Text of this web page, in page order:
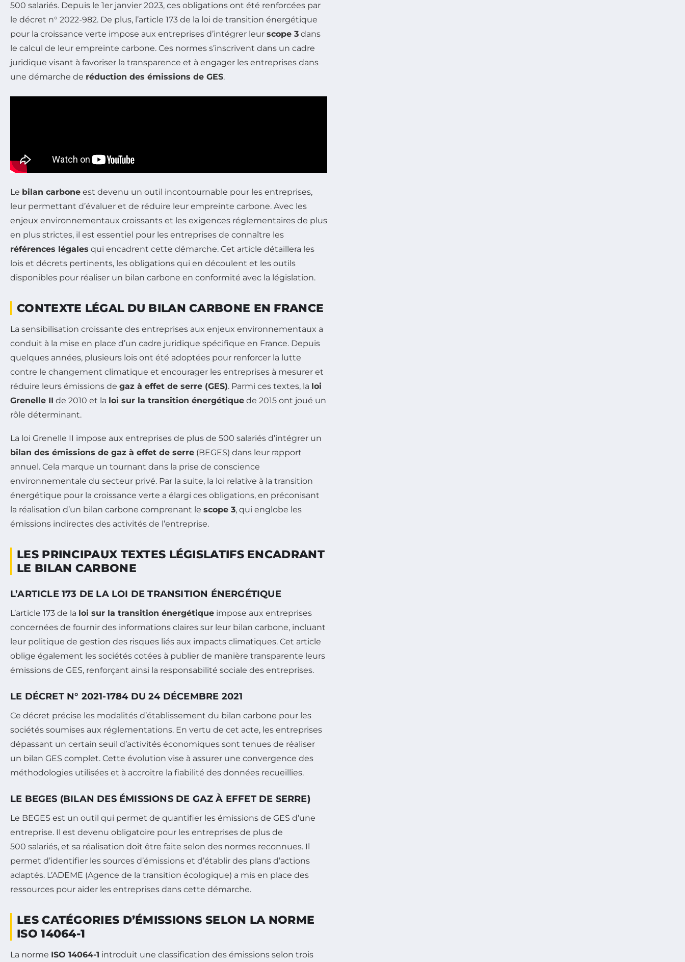
500 salariés. Depuis le 1er janvier 2023, ces obligations ont été renforcées par
le décret n° 2022-982. De plus, l’article 173 de la loi de transition énergétique
pour la croissance verte impose aux entreprises d’intégrer leur scope 3 dans
le calcul de leur empreinte carbone. Ces normes s’inscrivent dans un cadre
juridique visant à favoriser la transparence et à engager les entreprises dans
une démarche de réduction des émissions de GES.
Le bilan carbone est devenu un outil incontournable pour les entreprises,
leur permettant d’évaluer et de réduire leur empreinte carbone. Avec les
enjeux environnementaux croissants et les exigences réglementaires de plus
en plus strictes, il est essentiel pour les entreprises de connaître les
références légales qui encadrent cette démarche. Cet article détaillera les
lois et décrets pertinents, les obligations qui en découlent et les outils
disponibles pour réaliser un bilan carbone en conformité avec la législation.
CONTEXTE LÉGAL DU BILAN CARBONE EN FRANCE
La sensibilisation croissante des entreprises aux enjeux environnementaux a
conduit à la mise en place d’un cadre juridique spécifique en France. Depuis
quelques années, plusieurs lois ont été adoptées pour renforcer la lutte
contre le changement climatique et encourager les entreprises à mesurer et
réduire leurs émissions de gaz à effet de serre (GES). Parmi ces textes, la loi
Grenelle II de 2010 et la loi sur la transition énergétique de 2015 ont joué un
rôle déterminant.
La loi Grenelle II impose aux entreprises de plus de 500 salariés d’intégrer un
bilan des émissions de gaz à effet de serre (BEGES) dans leur rapport
annuel. Cela marque un tournant dans la prise de conscience
environnementale du secteur privé. Par la suite, la loi relative à la transition
énergétique pour la croissance verte a élargi ces obligations, en préconisant
la réalisation d’un bilan carbone comprenant le scope 3, qui englobe les
émissions indirectes des activités de l’entreprise.
LES PRINCIPAUX TEXTES LÉGISLATIFS ENCADRANT
LE BILAN CARBONE
L’ARTICLE 173 DE LA LOI DE TRANSITION ÉNERGÉTIQUE
L’article 173 de la loi sur la transition énergétique impose aux entreprises
concernées de fournir des informations claires sur leur bilan carbone, incluant
leur politique de gestion des risques liés aux impacts climatiques. Cet article
oblige également les sociétés cotées à publier de manière transparente leurs
émissions de GES, renforçant ainsi la responsabilité sociale des entreprises.
LE DÉCRET N° 2021-1784 DU 24 DÉCEMBRE 2021
Ce décret précise les modalités d’établissement du bilan carbone pour les
sociétés soumises aux réglementations. En vertu de cet acte, les entreprises
dépassant un certain seuil d’activités économiques sont tenues de réaliser
un bilan GES complet. Cette évolution vise à assurer une convergence des
méthodologies utilisées et à accroitre la fiabilité des données recueillies.
LE BEGES (BILAN DES ÉMISSIONS DE GAZ À EFFET DE SERRE)
Le BEGES est un outil qui permet de quantifier les émissions de GES d’une
entreprise. Il est devenu obligatoire pour les entreprises de plus de
500 salariés, et sa réalisation doit être faite selon des normes reconnues. Il
permet d’identifier les sources d’émissions et d’établir des plans d’actions
adaptés. L’ADEME (Agence de la transition écologique) a mis en place des
ressources pour aider les entreprises dans cette démarche.
LES CATÉGORIES D’ÉMISSIONS SELON LA NORME
ISO 14064-1
La norme ISO 14064-1 introduit une classification des émissions selon trois